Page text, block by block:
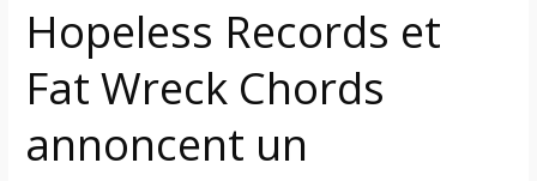
Hopeless Records et
Fat Wreck Chords
annoncent un
deux
labels
les